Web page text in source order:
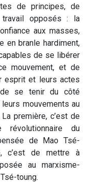
de principes, de
opposés : la
aux masses,
en branle hardiment,
de se libérer
mouvement, et de
esprit et leurs actes
de se tenir du côté
mouvements au
première, c’est de
du
de Mao Tsé-
c’est de mettre à
au marxisme-
toung.